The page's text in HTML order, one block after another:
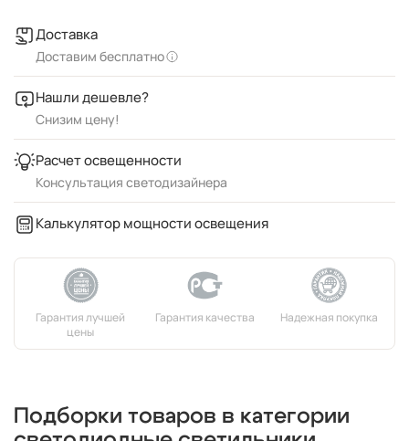
Доставка
Доставим бесплатно
Нашли дешевле?
Снизим цену!
Расчет освещенности
Консультация светодизайнера
Калькулятор мощности освещения
Подборки товаров в категории